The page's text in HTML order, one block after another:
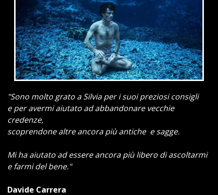
"Sono molto grato a Silvia per i suoi preziosi consigli
e per avermi aiutato ad abbandonare vecchie
credenze,
scoprendone altre ancora più antiche e sagge.
Mi ha aiutato ad essere ancora più libero di ascoltarmi
e farmi del bene."
Davide Carrera